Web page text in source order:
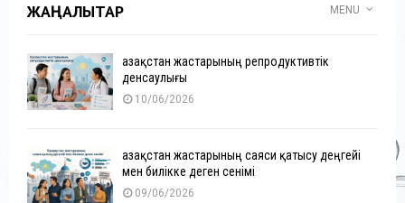
ЖАҢАЛЫҚТАР MENU
Қазақстан жастарының репродуктивтік
денсаулығы
10/06/2026
Қазақстан жастарының саяси қатысу деңгейі
мен билікке деген сенімі
09/06/2026